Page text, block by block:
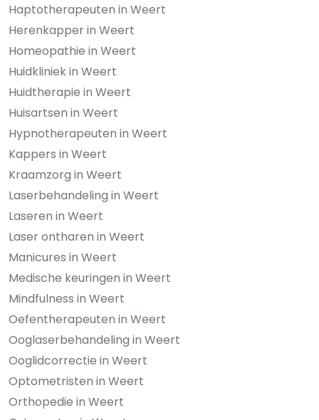
Haptotherapeuten in Weert
Herenkapper in Weert
Homeopathie in Weert
Huidkliniek in Weert
Huidtherapie in Weert
Huisartsen in Weert
Hypnotherapeuten in Weert
Kappers in Weert
Kraamzorg in Weert
Laserbehandeling in Weert
Laseren in Weert
Laser ontharen in Weert
Manicures in Weert
Medische keuringen in Weert
Mindfulness in Weert
Oefentherapeuten in Weert
Ooglaserbehandeling in Weert
Ooglidcorrectie in Weert
Optometristen in Weert
Orthopedie in Weert